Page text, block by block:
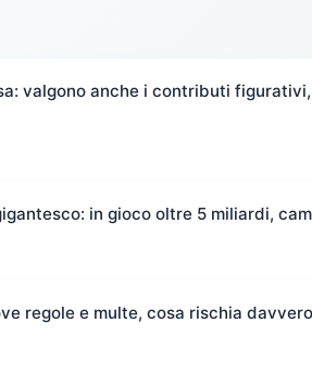
valgono anche i contributi
in gioco oltre 5 miliardi,
regole e multe, cosa rischia